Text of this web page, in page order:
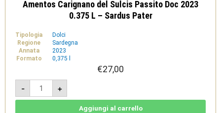
Amentos Carignano del Sulcis Passito Doc 2023
0.375 L – Sardus Pater
Tipologia
Dolci
Regione
Sardegna
Annata
2023
Formato
0,375 l
€27,00
-
Amentos
Carignano
del
Sulcis
+
Aggiungi al carrello